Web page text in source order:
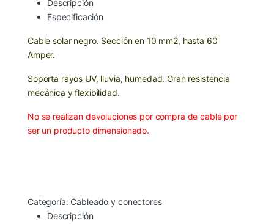
Descripción
Especificación
Cable solar negro. Sección en 10 mm2, hasta 60
Amper.
Soporta rayos UV, lluvia, humedad. Gran resistencia
mecánica y flexibilidad.
No se realizan devoluciones por compra de cable por
ser un producto dimensionado.
Categoría: Cableado y conectores
Descripción